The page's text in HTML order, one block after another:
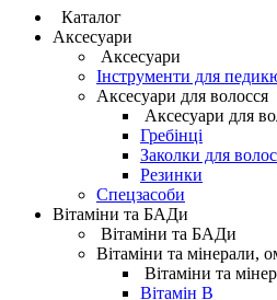
Каталог
Аксесуари
Аксесуари
Інструменти для
Аксесуари для волосся
Аксесуари для
Гребінці
Заколки для волос
Резинки
Спецзасоби
Вітаміни та БАДи
Вітаміни та БАДи
Вітаміни та мінерали,
Вітаміни та
Вітамін B